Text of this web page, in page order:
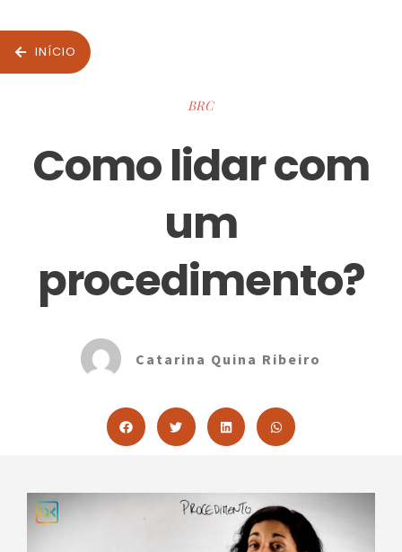
INÍCIO
BRC
Como lidar com
um
procedimento?
Catarina Quina Ribeiro